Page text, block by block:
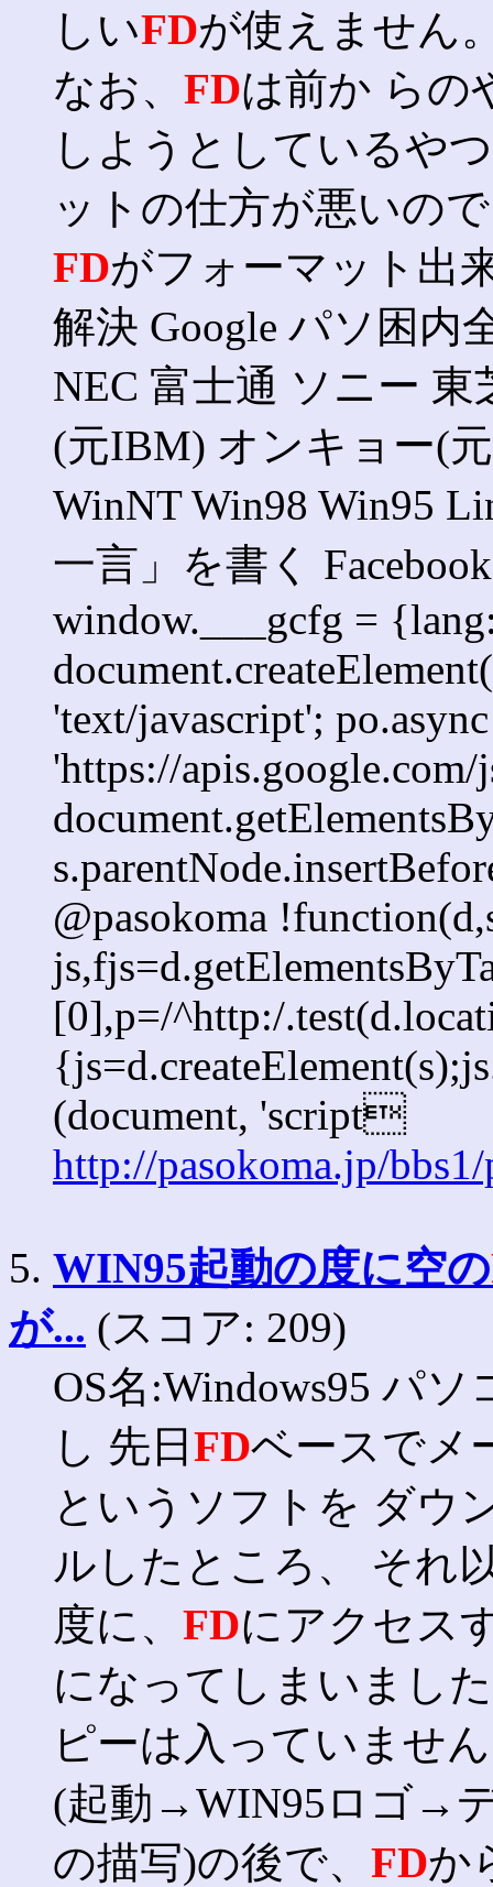
しいFDが使えません
なお、 FDは前か らの
しようとしているや
ットの仕方が悪いの
FDがフォーマット出
解決 Google パソ困内
NEC 富士通 ソニー
(元IBM) オンキョー(
WinNT Win98 Win95
一言」を書く
window.___gcfg =
'text/javascript';
'https://
@pasokoma
[0],p=/^http:/
(document, 'script
http://pasokoma.jp/
5. WIN95起動の度に空の
が... (スコア: 209)
OS名:Windows95 パ
し 先日 FDベースでメ
というソフトを ダウ
ルしたところ、 それ
度に、 FDにアクセス
になってしまいまし
ピーは入っていませ
(起動→WIN95ロゴ→
の描写)の後で、 FDか